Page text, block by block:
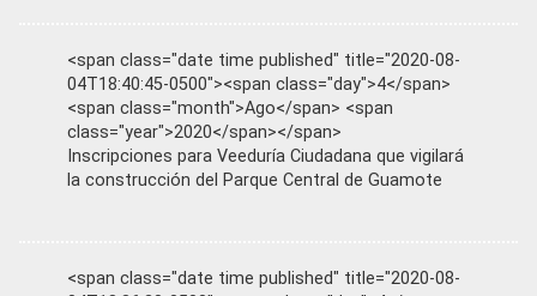
<span class="date time published" title="2020-08-
04T18:40:45-0500"><span class="day">4</span>
<span class="month">Ago</span> <span
class="year">2020</span></span>
Inscripciones para Veeduría Ciudadana que vigilará
la construcción del Parque Central de Guamote
<span class="date time published" title="2020-08-